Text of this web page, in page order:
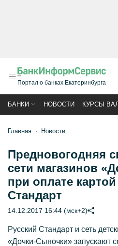
Портал о банках Екатеринбурга
БАНКИ НОВОСТИ КУРСЫ
Главная Новости
Предновогодняя
сети магазинов
при оплате
Стандарт
14.12.2017 16:44 (мск+2)
Русский Стандарт и сеть
«Дочки-Сыночки» запускают